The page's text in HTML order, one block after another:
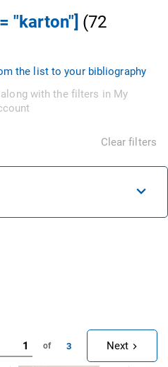
"karton"] (72
the list to your bibliography
with the filters in My
Clear filters
of 3 Next